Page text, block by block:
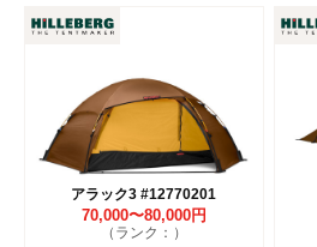
アラック3 #12770201
70,000〜80,000円
（ランク：）